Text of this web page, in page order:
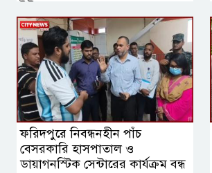
ইউসুফ
ফরিদপুরে নিবন্ধনহীন পাঁচ
বেসরকারি হাসপাতাল ও
ডায়াগনস্টিক সেন্টারের কার্যক্রম বন্ধ